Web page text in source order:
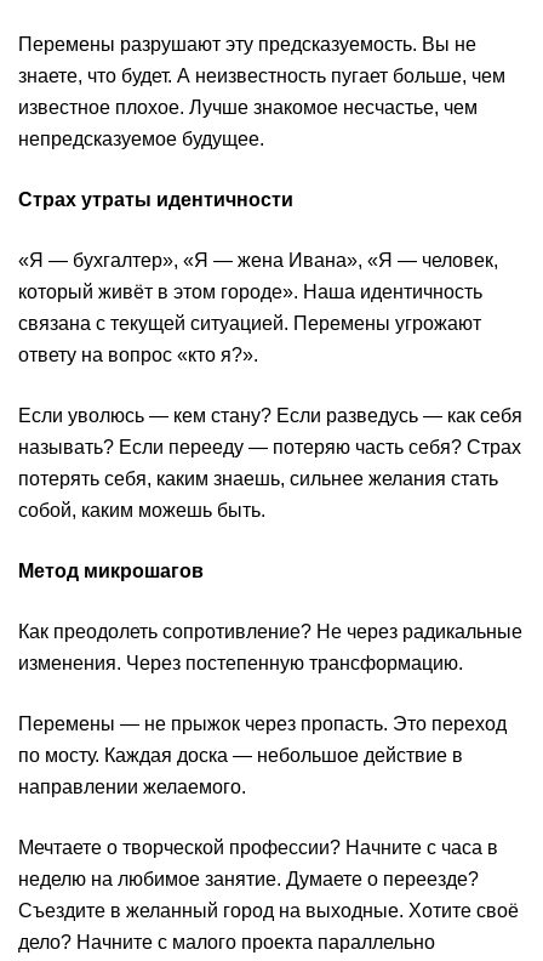
Перемены разрушают эту предсказуемость. Вы не
знаете, что будет. А неизвестность пугает больше, чем
известное плохое. Лучше знакомое несчастье, чем
непредсказуемое будущее.
Страх утраты идентичности
«Я — бухгалтер», «Я — жена Ивана», «Я — человек,
который живёт в этом городе». Наша идентичность
связана с текущей ситуацией. Перемены угрожают
ответу на вопрос «кто я?».
Если уволюсь — кем стану? Если разведусь — как себя
называть? Если перееду — потеряю часть себя? Страх
потерять себя, каким знаешь, сильнее желания стать
собой, каким можешь быть.
Метод микрошагов
Как преодолеть сопротивление? Не через радикальные
изменения. Через постепенную трансформацию.
Перемены — не прыжок через пропасть. Это переход
по мосту. Каждая доска — небольшое действие в
направлении желаемого.
Мечтаете о творческой профессии? Начните с часа в
неделю на любимое занятие. Думаете о переезде?
Съездите в желанный город на выходные. Хотите своё
дело? Начните с малого проекта параллельно